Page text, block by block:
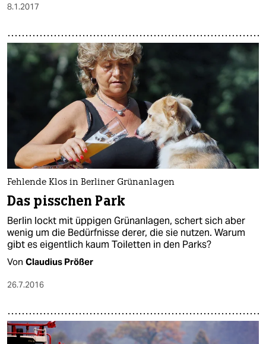
8.1.2017
Fehlende Klos in Berliner Grünanlagen
Das pisschen Park
Berlin lockt mit üppigen Grünanlagen, schert sich aber
wenig um die Bedürfnisse derer, die sie nutzen. Warum
gibt es eigentlich kaum Toiletten in den Parks?
Von Claudius Prößer
26.7.2016